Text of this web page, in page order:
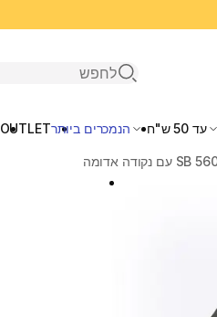
פתיחת חיפוש
עד 50 ש"ח הנמכרים ביותרOUTLET